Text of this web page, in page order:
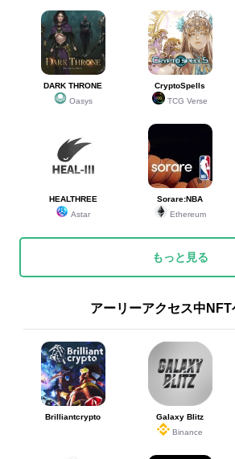
DARK THRONE
Oasys
CryptoSpells
TCG Verse
HEALTHREE
Astar
Sorare:NBA
Ethereum
もっと見る
アーリーアクセス中NFT
Brilliantcrypto
Galaxy Blitz
Binance